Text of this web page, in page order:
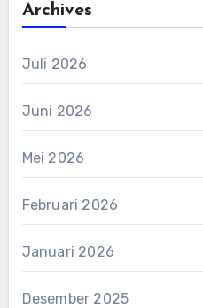
Archives
Juli 2026
Juni 2026
Mei 2026
Februari 2026
Januari 2026
Desember 2025